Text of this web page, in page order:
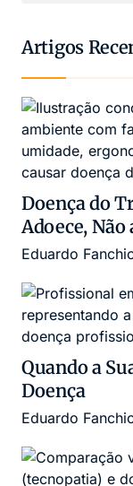
Artigos
Doença do
Adoece, Não
Eduardo
Quando a
Doença
Eduardo